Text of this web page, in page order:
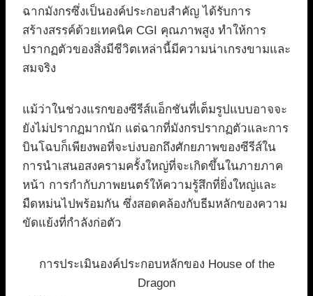
ฉากมังกรซึ่งเป็นองค์ประกอบสำคัญ ได้รับการ
สร้างสรรค์ด้วยเทคนิค CGI คุณภาพสูง ทำให้การ
ปรากฏตัวของสิ่งมีชีวิตเหล่านี้มีความน่าเกรงขามและ
สมจริง
แม้ว่าในช่วงแรกของซีรีส์แอ็กชันที่เต็มรูปแบบอาจจะ
ยังไม่ปรากฏมากนัก แต่ฉากที่มังกรปรากฏตัวและการ
บินโฉบก็เพียงพอที่จะบ่งบอกถึงศักยภาพของซีรีส์ใน
การนำเสนอสงครามครั้งใหญ่ที่จะเกิดขึ้นในภายภาค
หน้า การกำกับภาพยนตร์ให้ความรู้สึกที่ยิ่งใหญ่และ
มืดหม่นไปพร้อมกัน ซึ่งสอดคล้องกับธีมหลักของความ
ขัดแย้งที่กำลังก่อตัว
การประเมินองค์ประกอบหลักของ House of the
Dragon